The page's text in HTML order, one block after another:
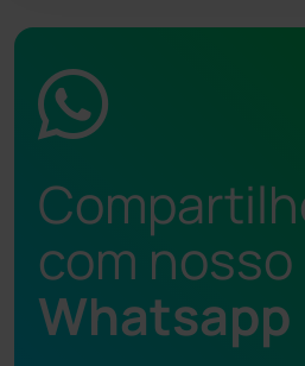
com nosso
Whatsapp